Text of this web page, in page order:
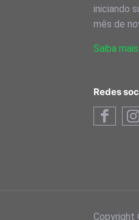
iniciando
mês de
Saiba mais
Redes
Copyright